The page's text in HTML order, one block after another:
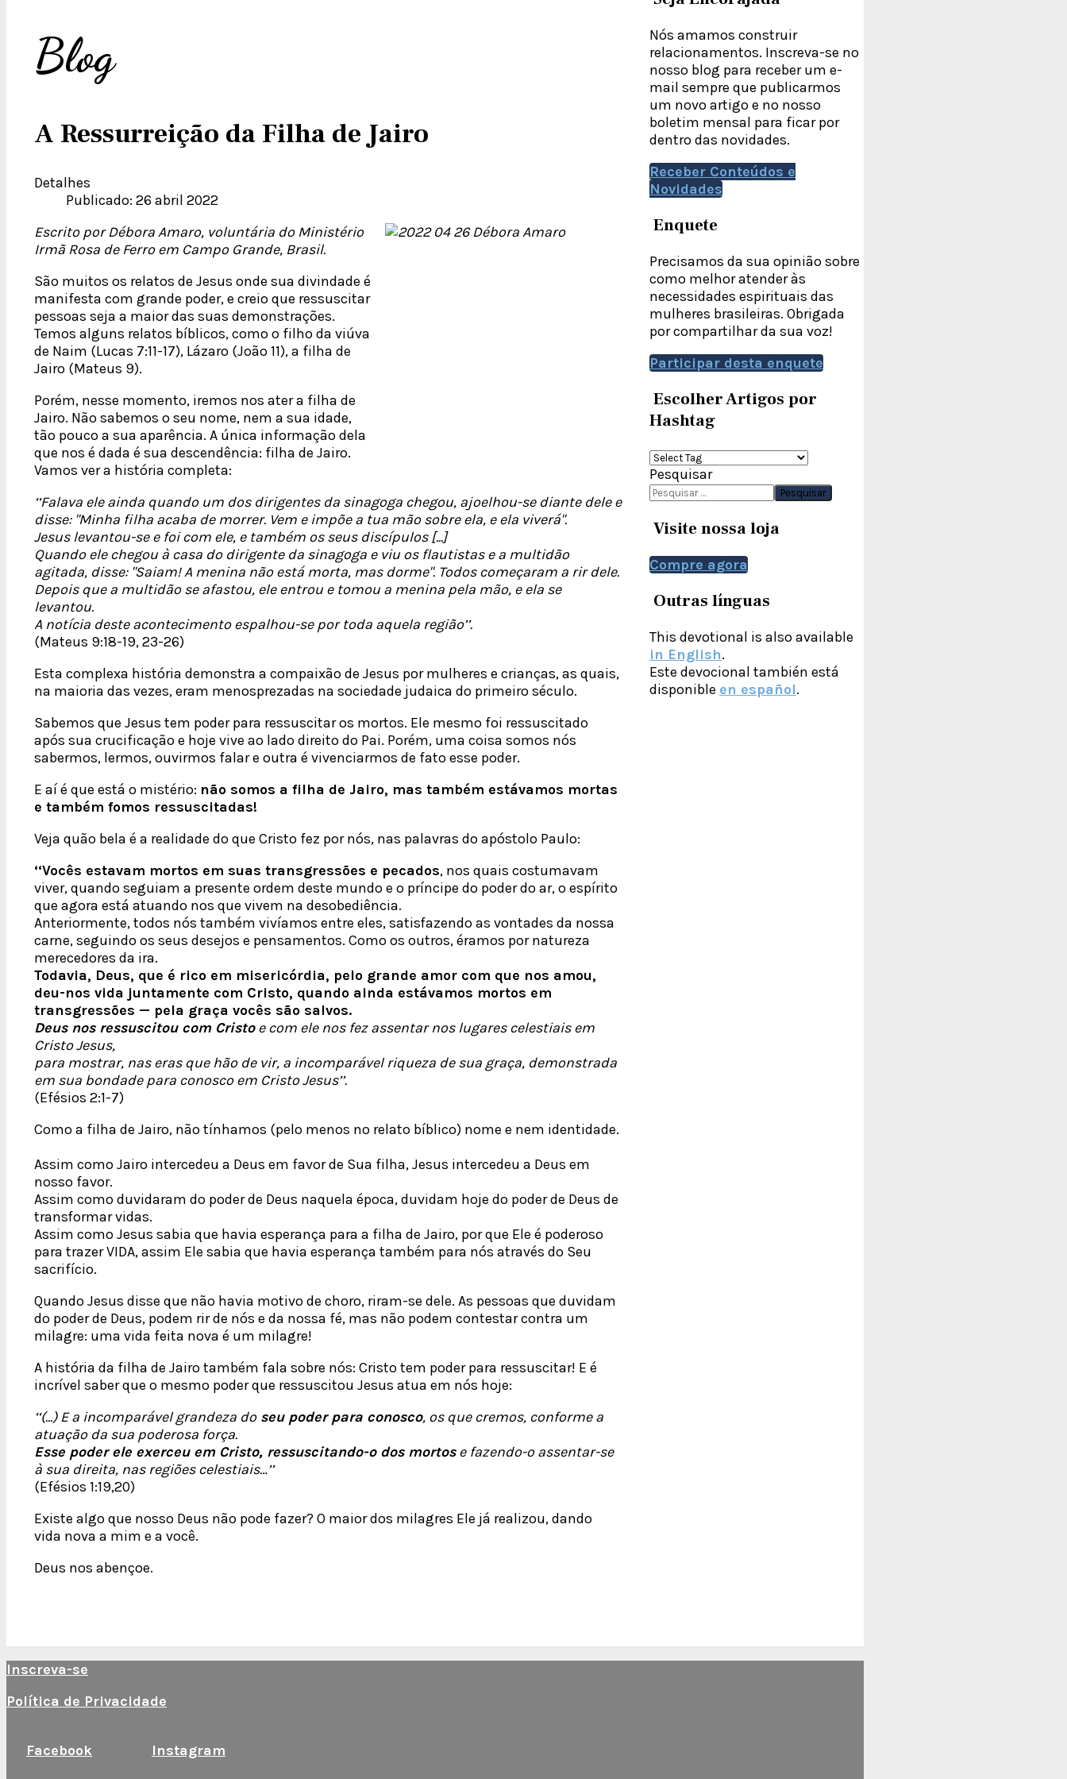
Nós amamos construir
relacionamentos. Inscreva-se no
nosso blog para receber um e-
mail sempre que publicarmos
um novo artigo e no nosso
boletim mensal para ficar por
dentro das novidades.
Receber Conteúdos e
Novidades
Enquete
Precisamos da sua opinião sobre
como melhor atender às
necessidades espirituais das
mulheres brasileiras. Obrigada
por compartilhar da sua voz!
Participar desta enquete
Escolher Artigos por
Hashtag
Pesquisar
Pesquisar
Visite nossa loja
Compre agora
Outras línguas
This devotional is also available
in English.
Este devocional también está
disponible en español.
Blog
A Ressurreição da Filha de Jairo
Detalhes
Publicado: 26 abril 2022
Escrito por Débora Amaro, voluntária do Ministério
Irmã Rosa de Ferro em Campo Grande, Brasil.
São muitos os relatos de Jesus onde sua divindade é
manifesta com grande poder, e creio que ressuscitar
pessoas seja a maior das suas demonstrações.
Temos alguns relatos bíblicos, como o filho da viúva
de Naim (Lucas 7:11-17), Lázaro (João 11), a filha de
Jairo (Mateus 9).
Porém, nesse momento, iremos nos ater a filha de
Jairo. Não sabemos o seu nome, nem a sua idade,
tão pouco a sua aparência. A única informação dela
que nos é dada é sua descendência: filha de Jairo.
Vamos ver a história completa:
‘‘Falava ele ainda quando um dos dirigentes da sinagoga chegou, ajoelhou-se diante dele e
disse: "Minha filha acaba de morrer. Vem e impõe a tua mão sobre ela, e ela viverá".
Jesus levantou-se e foi com ele, e também os seus discípulos [...]
Quando ele chegou à casa do dirigente da sinagoga e viu os flautistas e a multidão
agitada, disse: "Saiam! A menina não está morta, mas dorme". Todos começaram a rir dele.
Depois que a multidão se afastou, ele entrou e tomou a menina pela mão, e ela se
levantou.
A notícia deste acontecimento espalhou-se por toda aquela região’’.
(Mateus 9:18-19, 23-26)
Esta complexa história demonstra a compaixão de Jesus por mulheres e crianças, as quais,
na maioria das vezes, eram menosprezadas na sociedade judaica do primeiro século.
Sabemos que Jesus tem poder para ressuscitar os mortos. Ele mesmo foi ressuscitado
após sua crucificação e hoje vive ao lado direito do Pai. Porém, uma coisa somos nós
sabermos, lermos, ouvirmos falar e outra é vivenciarmos de fato esse poder.
E aí é que está o mistério: não somos a filha de Jairo, mas também estávamos mortas
e também fomos ressuscitadas!
Veja quão bela é a realidade do que Cristo fez por nós, nas palavras do apóstolo Paulo:
‘‘Vocês estavam mortos em suas transgressões e pecados, nos quais costumavam
viver, quando seguiam a presente ordem deste mundo e o príncipe do poder do ar, o espírito
que agora está atuando nos que vivem na desobediência.
Anteriormente, todos nós também vivíamos entre eles, satisfazendo as vontades da nossa
carne, seguindo os seus desejos e pensamentos. Como os outros, éramos por natureza
merecedores da ira.
Todavia, Deus, que é rico em misericórdia, pelo grande amor com que nos amou,
deu-nos vida juntamente com Cristo, quando ainda estávamos mortos em
transgressões — pela graça vocês são salvos.
Deus nos ressuscitou com Cristoe com ele nos fez assentar nos lugares celestiais em
Cristo Jesus,
para mostrar, nas eras que hão de vir, a incomparável riqueza de sua graça, demonstrada
em sua bondade para conosco em Cristo Jesus’’.
(Efésios 2:1-7)
Como a filha de Jairo, não tínhamos (pelo menos no relato bíblico) nome e nem identidade.
Assim como Jairo intercedeu a Deus em favor de Sua filha, Jesus intercedeu a Deus em
nosso favor.
Assim como duvidaram do poder de Deus naquela época, duvidam hoje do poder de Deus de
transformar vidas.
Assim como Jesus sabia que havia esperança para a filha de Jairo, por que Ele é poderoso
para trazer VIDA, assim Ele sabia que havia esperança também para nós através do Seu
sacrifício.
Quando Jesus disse que não havia motivo de choro, riram-se dele. As pessoas que duvidam
do poder de Deus, podem rir de nós e da nossa fé, mas não podem contestar contra um
milagre: uma vida feita nova é um milagre!
A história da filha de Jairo também fala sobre nós: Cristo tem poder para ressuscitar! E é
incrível saber que o mesmo poder que ressuscitou Jesus atua em nós hoje:
‘‘(...) E a incomparável grandeza doseu poder para conosco, os que cremos, conforme a
atuação da sua poderosa força.
Esse poder ele exerceu em Cristo, ressuscitando-o dos mortose fazendo-o assentar-se
à sua direita, nas regiões celestiais…’’
(Efésios 1:19,20)
Existe algo que nosso Deus não pode fazer? O maior dos milagres Ele já realizou, dando
vida nova a mim e a você.
Deus nos abençoe.
Inscreva-se
Política de Privacidade
Facebook Instagram